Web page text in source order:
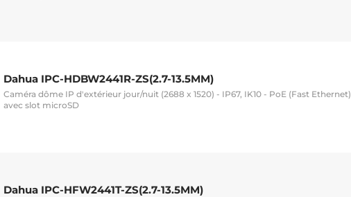
Dahua IPC-HDBW2441R-ZS(2.7-13.5MM)
Caméra dôme IP d'extérieur jour/nuit (2688 x 1520) - IP67, IK10 - PoE (Fast Ethernet)
avec slot microSD
Dahua IPC-HFW2441T-ZS(2.7-13.5MM)